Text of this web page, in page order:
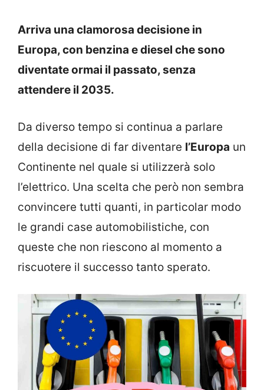
Arriva una clamorosa decisione in
Europa, con benzina e diesel che sono
diventate ormai il passato, senza
attendere il 2035.
Da diverso tempo si continua a parlare
della decisione di far diventare l’Europa un
Continente nel quale si utilizzerà solo
l’elettrico. Una scelta che però non sembra
convincere tutti quanti, in particolar modo
le grandi case automobilistiche, con
queste che non riescono al momento a
riscuotere il successo tanto sperato.